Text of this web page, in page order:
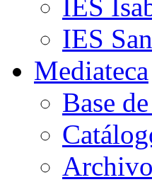
IES
IES
Mediateca
Base
Archivo